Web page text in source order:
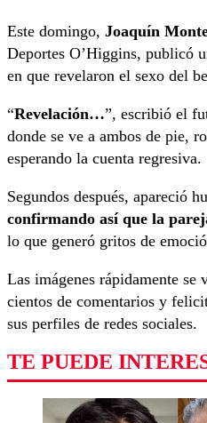
Este domingo, Joaquín
Deportes O’Higgins, publicó
en que revelaron el sexo del
“Revelación…”, escribió el
donde se ve a ambos de pie,
esperando la cuenta regresiva.
Segundos después, apareció
confirmando así que la
lo que generó gritos de
Las imágenes rápidamente se
cientos de comentarios y
sus perfiles de redes sociales.
TE PUEDE